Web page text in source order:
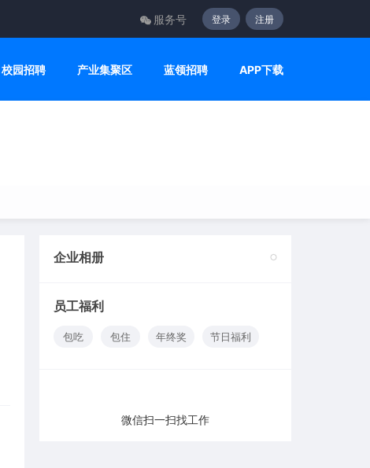
服务号 登录 注册
校园招聘 产业集聚区 蓝领招聘 APP下载
企业相册 2
员工福利
包吃 包住 年终奖 节日福利
微信扫一扫找工作